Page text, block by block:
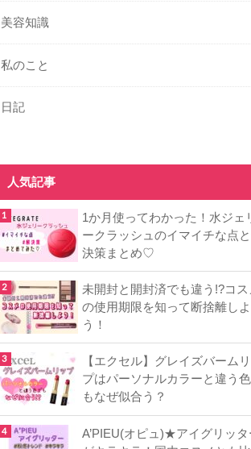
美容知識
私のこと
日記
人気記事
1か月使ってわかった！水ジェ
ークラッシュのイマイチな点
決策まとめ♡
未開封と開封済でも違う!?コス
の使用期限を知って断捨離しよ
う！
【エクセル】グレイズバーム
プはパーソナルカラーと違う
もなぜ似合う？
A’PIEU(オピュ)★アイグリッタ